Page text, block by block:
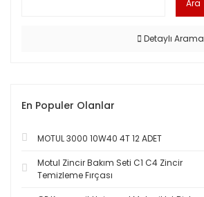
Ara
Detaylı Arama
En Populer Olanlar
MOTUL 3000 10W40 4T 12 ADET
Motul Zincir Bakım Seti C1 C4 Zincir
Temizleme Fırçası